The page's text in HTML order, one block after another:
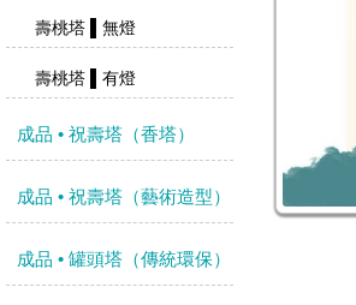
壽桃塔 ▌無燈
壽桃塔 ▌有燈
成品 • 祝壽塔（香塔）
成品 • 祝壽塔（藝術造型）
成品 • 罐頭塔（傳統環保）